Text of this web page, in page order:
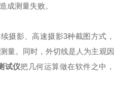
成测量失败。
影、高速摄影3种截图方式，
量。同时，外切线是人为主观因
试仪把几何运算做在软件之中，